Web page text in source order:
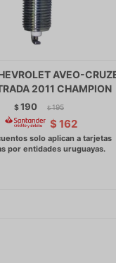
AVEO-
2011 CHAMPION
$190 $ 195
$ 162